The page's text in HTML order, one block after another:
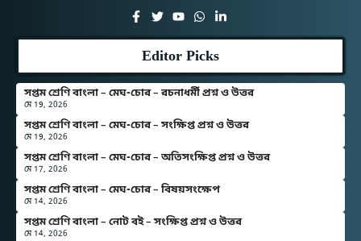
Editor Picks
সপ্তম শ্রেণি বাংলা – মেঘ-চোর – রচনাধর্মী প্রশ্ন ও উত্তর
মে 19, 2026
সপ্তম শ্রেণি বাংলা – মেঘ-চোর – সংক্ষিপ্ত প্রশ্ন ও উত্তর
মে 19, 2026
সপ্তম শ্রেণি বাংলা – মেঘ-চোর – অতিসংক্ষিপ্ত প্রশ্ন ও উত্তর
মে 17, 2026
সপ্তম শ্রেণি বাংলা – মেঘ-চোর – বিষয়সংক্ষেপ
মে 14, 2026
সপ্তম শ্রেণি বাংলা – নোট বই – সংক্ষিপ্ত প্রশ্ন ও উত্তর
মে 14, 2026